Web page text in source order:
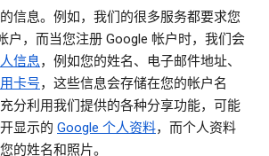
信息。 例如，我们的很多服务都要求您
户，而当您注册 Google 帐户时，我们会
信息，例如您的姓名、电子邮件地址、
卡号，这些信息会存储在您的帐户名
分利用我们提供的各种分享功能，可能
显示的 Google 个人资料，而个人资料
的姓名和照片。